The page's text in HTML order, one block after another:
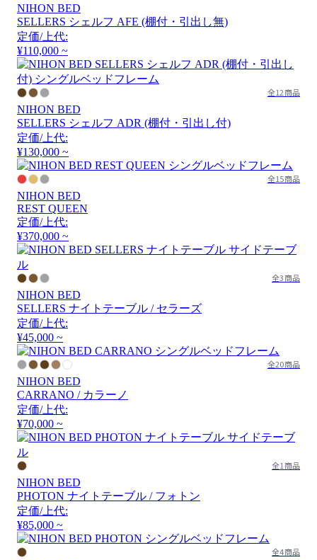
NIHON BED
SELLERS シェルフ AFE (棚付・引出し無)
定価/上代:
¥110,000 ~
全12商品
NIHON BED
SELLERS シェルフ ADR (棚付・引出し付)
定価/上代:
¥130,000 ~
全15商品
NIHON BED
REST QUEEN
定価/上代:
¥370,000 ~
全3商品
NIHON BED
SELLERS ナイトテーブル / セラーズ
定価/上代:
¥45,000 ~
全20商品
NIHON BED
CARRANO / カラーノ
定価/上代:
¥70,000 ~
全1商品
NIHON BED
PHOTON ナイトテーブル / フォトン
定価/上代:
¥85,000 ~
全4商品